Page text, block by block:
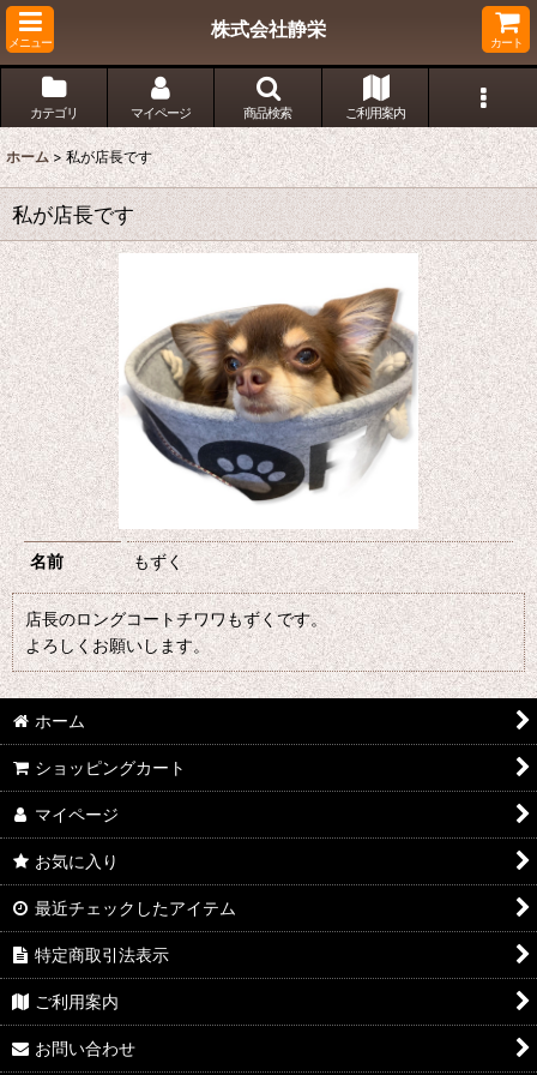
メニュー
株式会社静栄
カート
カテゴリ マイページ 商品検索 ご利用案内
ホーム > 私が店長です
私が店長です
名前 もずく
店長のロングコートチワワもずくです。
よろしくお願いします。
ホーム
ショッピングカート
マイページ
お気に入り
最近チェックしたアイテム
特定商取引法表示
ご利用案内
お問い合わせ